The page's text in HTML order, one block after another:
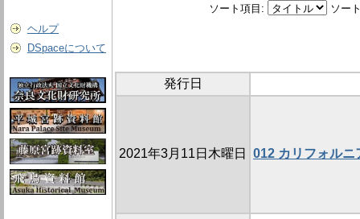
ヘルプ
DSpaceについて
ソート項目: ソー
発行日
2021年3月11日木曜日 012 カリフォルニ